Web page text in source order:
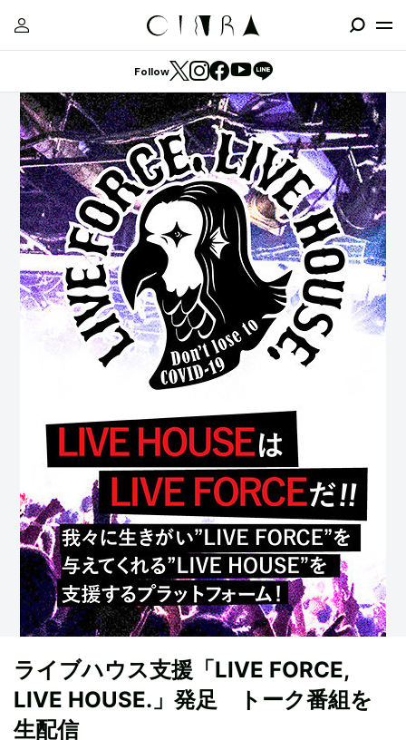
Follow
ライブハウス支援「LIVE FORCE,
LIVE HOUSE.」発足 トーク番組を
生配信